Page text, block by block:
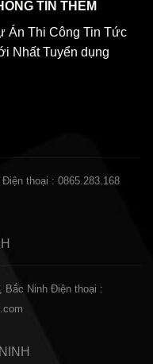
TIN THÊM
Án Thi Công Tin Tức
Nhất Tuyển dụng
Điện thoại : 0865.283.168
Bắc Ninh Điện thoại :